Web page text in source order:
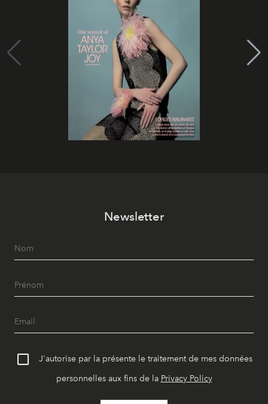
Newsletter
J'autorise par la présente le traitement de mes données
personnelles aux fins de la Privacy Policy